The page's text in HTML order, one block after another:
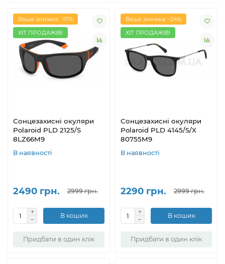
Ваша знижка: -17%
ХІТ ПРОДАЖІВ!
Сонцезахисні окуляри
Polaroid PLD 2125/S
8LZ66M9
В наявності
2490 грн. 2999 грн.
В кошик
Придбати в один клік
Ваша знижка: -24%
ХІТ ПРОДАЖІВ!
Сонцезахисні окуляри
Polaroid PLD 4145/S/X
80755M9
В наявності
2290 грн. 2999 грн.
В кошик
Придбати в один клік